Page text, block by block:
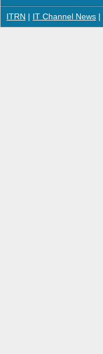
ITRN IT Channel News